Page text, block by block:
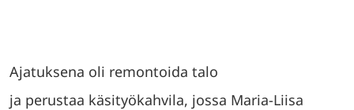
Ajatuksena oli remontoida talo
ja perustaa käsityökahvila, jossa Maria-Liisa